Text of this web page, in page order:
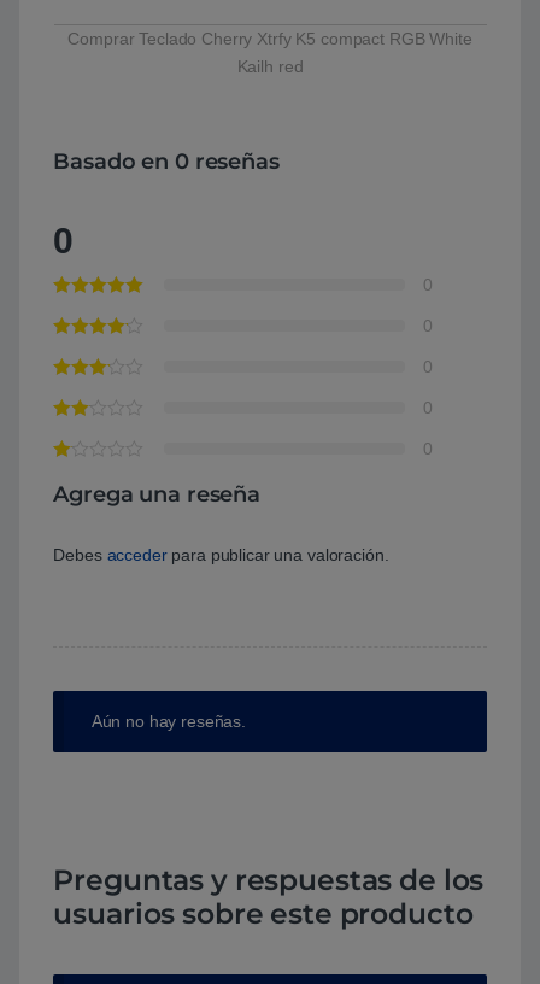
Comprar Teclado Cherry Xtrfy K5 compact RGB White
Kailh red
Basado en 0 reseñas
0
0
0
0
0
0
Agrega una reseña
Debes accederpara publicar una valoración.
Aún no hay reseñas.
Preguntas y respuestas de los
usuarios sobre este producto